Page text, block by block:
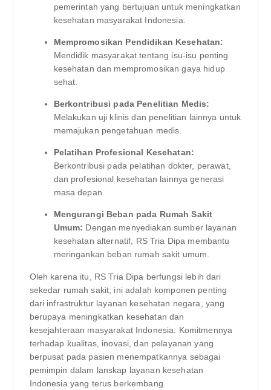
pemerintah yang bertujuan untuk meningkatkan
kesehatan masyarakat Indonesia.
Mempromosikan Pendidikan Kesehatan:
Mendidik masyarakat tentang isu-isu penting
kesehatan dan mempromosikan gaya hidup
sehat.
Berkontribusi pada Penelitian Medis:
Melakukan uji klinis dan penelitian lainnya untuk
memajukan pengetahuan medis.
Pelatihan Profesional Kesehatan:
Berkontribusi pada pelatihan dokter, perawat,
dan profesional kesehatan lainnya generasi
masa depan.
Mengurangi Beban pada Rumah Sakit
Umum: Dengan menyediakan sumber layanan
kesehatan alternatif, RS Tria Dipa membantu
meringankan beban rumah sakit umum.
Oleh karena itu, RS Tria Dipa berfungsi lebih dari
sekedar rumah sakit; ini adalah komponen penting
dari infrastruktur layanan kesehatan negara, yang
berupaya meningkatkan kesehatan dan
kesejahteraan masyarakat Indonesia. Komitmennya
terhadap kualitas, inovasi, dan pelayanan yang
berpusat pada pasien menempatkannya sebagai
pemimpin dalam lanskap layanan kesehatan
Indonesia yang terus berkembang.